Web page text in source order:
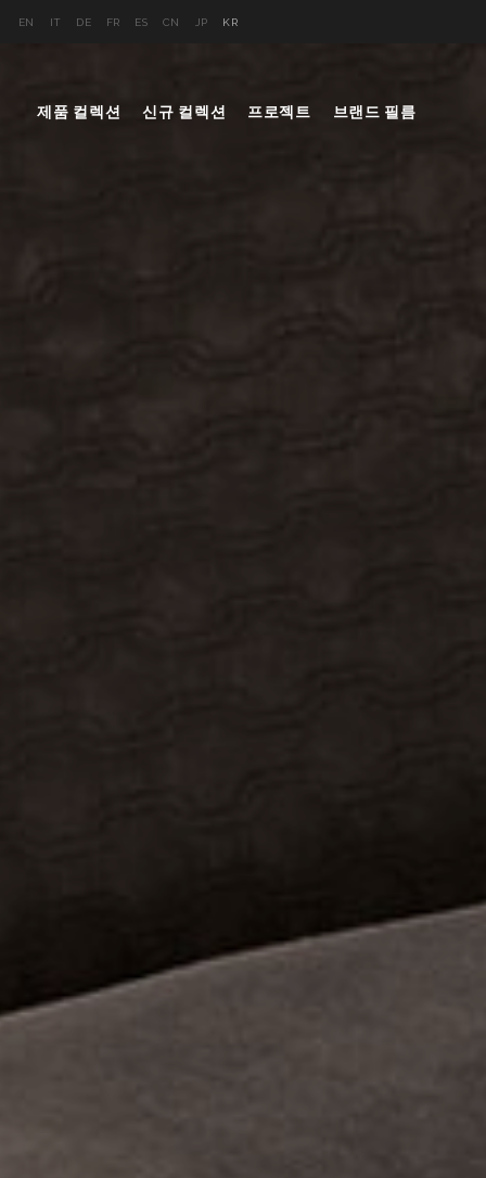
EN IT DE FR ES CN JP KR
제품 컬렉션 신규 컬렉션 프로젝트 브랜드 필름